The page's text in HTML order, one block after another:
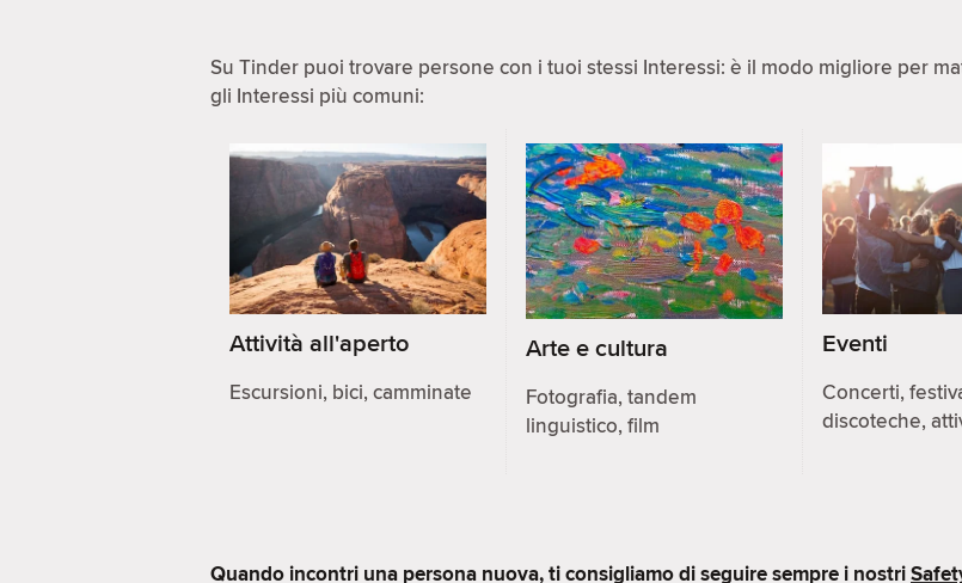
Su Tinder puoi trovare persone con i tuoi stessi Interessi: è il modo migliore per
gli Interessi più comuni:
Attività all'aperto
Escursioni, bici, camminate
Arte e cultura
Fotografia, tandem
linguistico, film
Eventi
Concerti,
discoteche,
Quando incontri una persona nuova, ti consigliamo di seguire sempre i nostri